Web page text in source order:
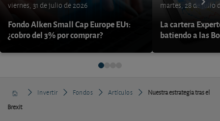
viernes, 31 de julio de 2026
Fondo Alken Small Cap Europe EU1:
¿cobro del 3% por comprar?
martes, 28 de julio
La cartera
batiendo a las
Invertir Fondos Artículos
Nuestra estrategia tras el
Brexit